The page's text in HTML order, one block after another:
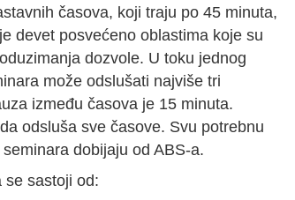
časova, koji traju po 45 minuta,
devet posvećeno oblastima koje su
dozvole. U toku jednog
može odslušati najviše tri
između časova je 15 minuta.
odsluša sve časove. Svu potrebnu
dobijaju od ABS-a.
se sastoji od: